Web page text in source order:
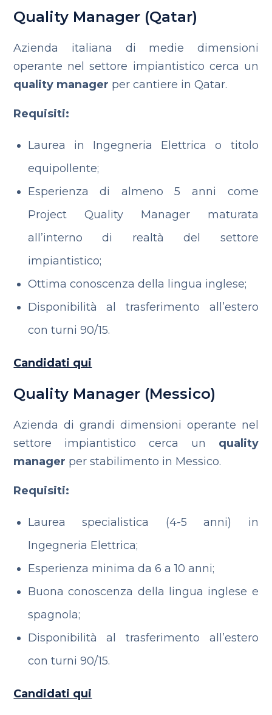
Quality Manager (Qatar)
Azienda italiana di medie dimensioni
operante nel settore impiantistico cerca un
quality manager per cantiere in Qatar.
Requisiti:
Laurea in Ingegneria Elettrica o titolo
equipollente;
Esperienza di almeno 5 anni come
Project Quality Manager maturata
all’interno di realtà del settore
impiantistico;
Ottima conoscenza della lingua inglese;
Disponibilità al trasferimento all’estero
con turni 90/15.
Candidati qui
Quality Manager (Messico)
Azienda di grandi dimensioni operante nel
settore impiantistico cerca un quality
manager per stabilimento in Messico.
Requisiti:
Laurea specialistica (4-5 anni) in
Ingegneria Elettrica;
Esperienza minima da 6 a 10 anni;
Buona conoscenza della lingua inglese e
spagnola;
Disponibilità al trasferimento all’estero
con turni 90/15.
Candidati qui